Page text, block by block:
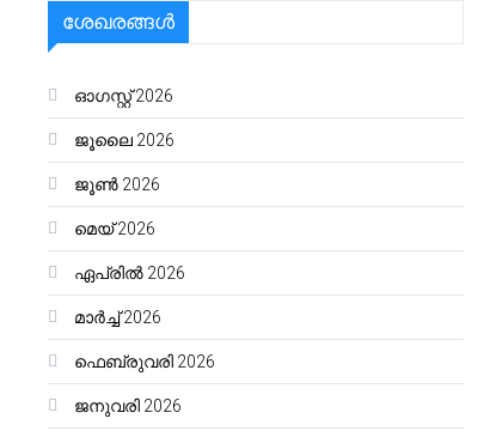
ശേഖരങ്ങൾ
ഓഗസ്റ്റ്‌ 2026
ജൂലൈ 2026
ജൂൺ 2026
മെയ്‌ 2026
ഏപ്രിൽ 2026
മാർച്ച്‌ 2026
ഫെബ്രുവരി 2026
ജനുവരി 2026